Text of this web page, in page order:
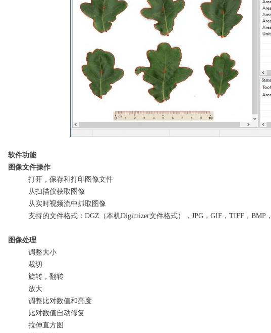
软件功能
图像文件操作
打开，保存和打印图像文件
从扫描仪获取图像
从实时视频流中抓取图像
支持的文件格式：DGZ（本机Digimizer文件格式），JPG，GIF，TIFF，BMP
图像处理
调整大小
裁切
旋转，翻转
放大
调整比对数值和亮度
比对数值自动修复
拉伸直方图